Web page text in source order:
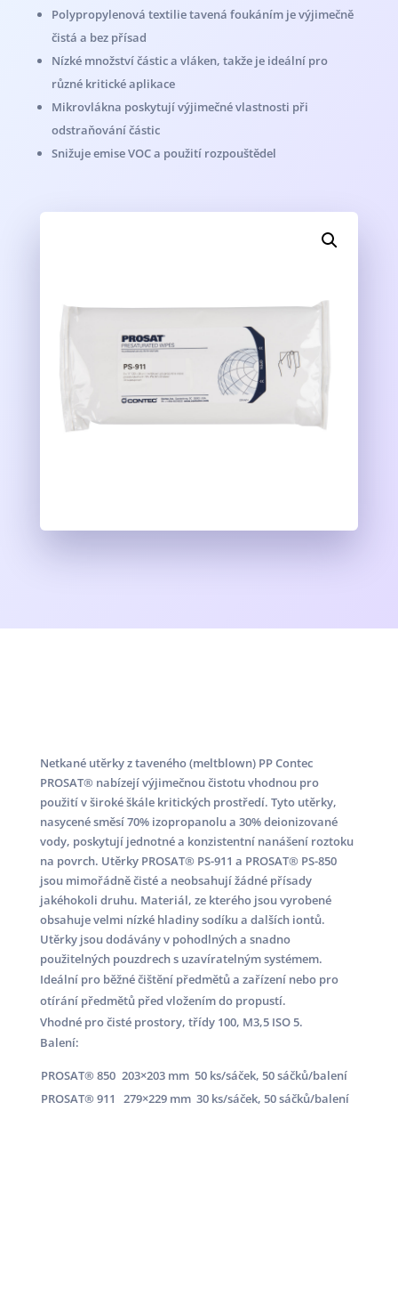
Polypropylenová textilie tavená foukáním je výjimečně
čistá a bez přísad
Nízké množství částic a vláken, takže je ideální pro
různé kritické aplikace
Mikrovlákna poskytují výjimečné vlastnosti při
odstraňování částic
Snižuje emise VOC a použití rozpouštědel
Netkané utěrky z taveného (meltblown) PP Contec
PROSAT® nabízejí výjimečnou čistotu vhodnou pro
použití v široké škále kritických prostředí. Tyto utěrky,
nasycené směsí 70% izopropanolu a 30% deionizované
vody, poskytují jednotné a konzistentní nanášení roztoku
na povrch. Utěrky PROSAT® PS-911 a PROSAT® PS-850
jsou mimořádně čisté a neobsahují žádné přísady
jakéhokoli druhu. Materiál, ze kterého jsou vyrobené
obsahuje velmi nízké hladiny sodíku a dalších iontů.
Utěrky jsou dodávány v pohodlných a snadno
použitelných pouzdrech s uzavíratelným systémem.
Ideální pro běžné čištění předmětů a zařízení nebo pro
otírání předmětů před vložením do propustí.
Vhodné pro čisté prostory, třídy 100, M3,5 ISO 5.
Balení:
PROSAT® 850 203×203 mm 50 ks/sáček, 50 sáčků/balení
PROSAT® 911
279×229 mm 30 ks/sáček, 50 sáčků/balení